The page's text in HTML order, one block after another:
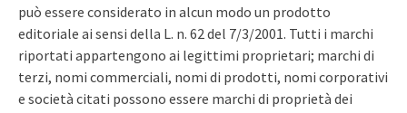
può essere considerato in alcun modo un prodotto
editoriale ai sensi della L. n. 62 del 7/3/2001. Tutti i marchi
riportati appartengono ai legittimi proprietari; marchi di
terzi, nomi commerciali, nomi di prodotti, nomi corporativi
e società citati possono essere marchi di proprietà dei